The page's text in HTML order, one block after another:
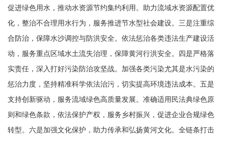
促进绿色用水，推动水资源节约集约利用。助力流域水资源配置优
化，整治不合理用水行为，服务推进节水型社会建设。三是注重综
合防治，保障水沙调控与防洪安全。依法惩治各类违法生产建设活
动，服务重点区域水土流失治理，保障黄河行洪安全。四是严格落
实责任，深入打好污染防治攻坚战。加强各类污染尤其是水污染的
惩治力度，坚持精准科学依法治污，切实提高环境违法成本。五是
支持创新驱动，服务流域绿色高质量发展。准确适用民法典绿色原
则和绿色条款，依法保护产权，服务乡村振兴，促进企业合规绿色
转型。六是加强文化保护，助力传承和弘扬黄河文化。全链条打击